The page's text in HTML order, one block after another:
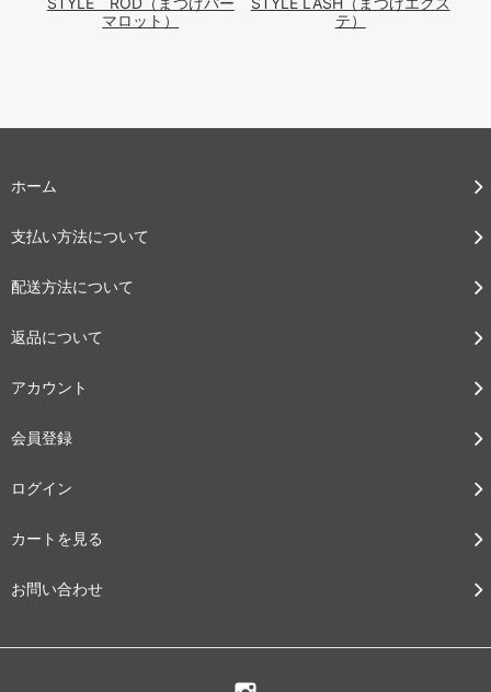
マロット）
テ）
ホーム
支払い方法について
配送方法について
返品について
アカウント
会員登録
ログイン
カートを見る
お問い合わせ